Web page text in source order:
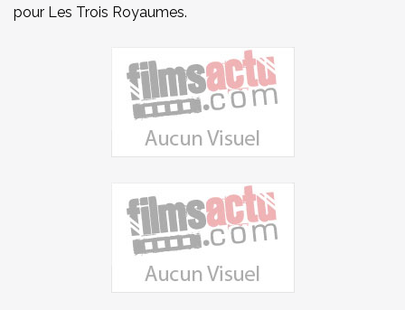
pour Les Trois Royaumes.